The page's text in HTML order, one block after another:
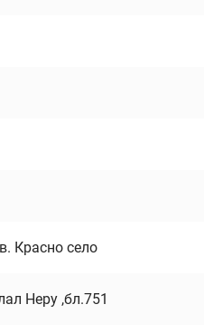
Красно село
Неру ,бл.751